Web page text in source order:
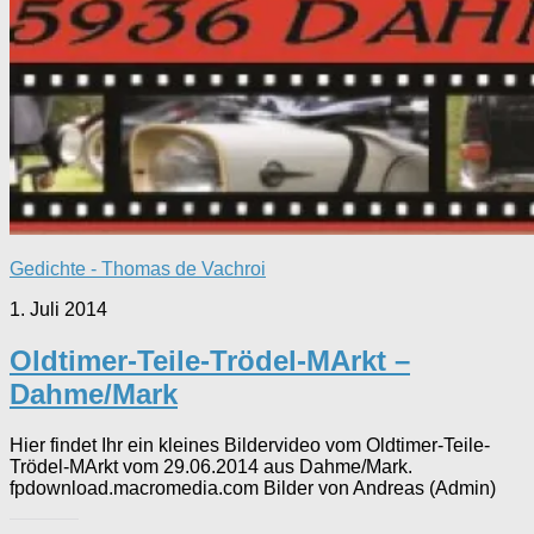
Gedichte - Thomas de Vachroi
1. Juli 2014
Oldtimer-Teile-Trödel-MArkt –
Dahme/Mark
Hier findet Ihr ein kleines Bildervideo vom Oldtimer-Teile-
Trödel-MArkt vom 29.06.2014 aus Dahme/Mark.
fpdownload.macromedia.com Bilder von Andreas (Admin)